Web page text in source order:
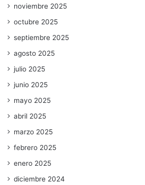
noviembre 2025
octubre 2025
septiembre 2025
agosto 2025
julio 2025
junio 2025
mayo 2025
abril 2025
marzo 2025
febrero 2025
enero 2025
diciembre 2024